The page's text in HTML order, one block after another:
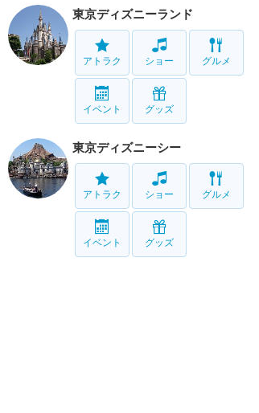
東京ディズニーランド
アトラク ショー グルメ
イベント グッズ
東京ディズニーシー
アトラク ショー グルメ
イベント グッズ